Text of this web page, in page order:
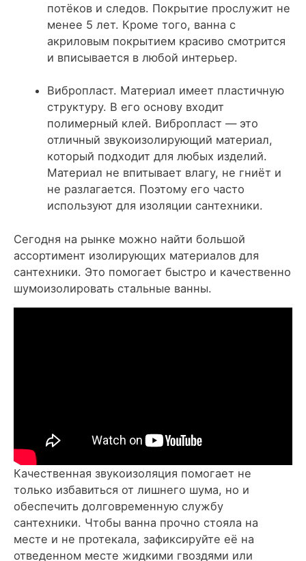
потёков и следов. Покрытие прослужит не
менее 5 лет. Кроме того, ванна с
акриловым покрытием красиво смотрится
и вписывается в любой интерьер.
Вибропласт. Материал имеет пластичную
структуру. В его основу входит
полимерный клей. Вибропласт — это
отличный звукоизолирующий материал,
который подходит для любых изделий.
Материал не впитывает влагу, не гниёт и
не разлагается. Поэтому его часто
используют для изоляции сантехники.
Сегодня на рынке можно найти большой
ассортимент изолирующих материалов для
сантехники. Это помогает быстро и качественно
шумоизолировать стальные ванны.
Качественная звукоизоляция помогает не
только избавиться от лишнего шума, но и
обеспечить долговременную службу
сантехники. Чтобы ванна прочно стояла на
месте и не протекала, зафиксируйте её на
отведенном месте жидкими гвоздями или